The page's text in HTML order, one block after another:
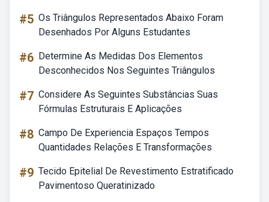
#5 Os Triângulos Representados Abaixo Foram
Desenhados Por Alguns Estudantes
#6 Determine As Medidas Dos Elementos
Desconhecidos Nos Seguintes Triângulos
#7 Considere As Seguintes Substâncias Suas
Fórmulas Estruturais E Aplicações
#8 Campo De Experiencia Espaços Tempos
Quantidades Relações E Transformações
#9 Tecido Epitelial De Revestimento Estratificado
Pavimentoso Queratinizado